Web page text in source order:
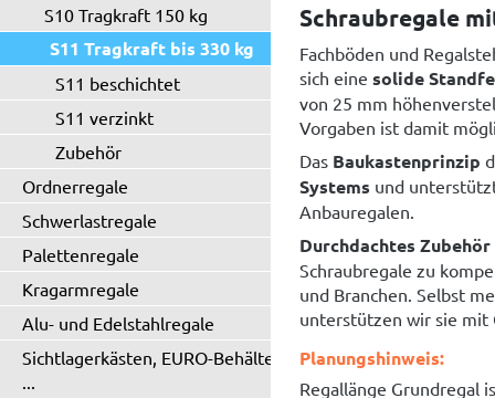
S10 Tragkraft 150 kg
S11 Tragkraft bis 330 kg
S11 beschichtet
S11 verzinkt
Zubehör
Ordnerregale
Schwerlastregale
Palettenregale
Kragarmregale
Alu- und Edelstahlregale
Sichtlagerkästen, EURO-Behälter
...
Schraubregale
Fachböden und
sich eine solide
von 25 mm
Vorgaben ist damit
Das Baukastenprinzip
Systems und
Anbauregalen.
Durchdachtes Zubehör
Schraubregale zu
und Branchen. Selbst
unterstützen wir sie mit
Planungshinweis:
Regallänge Grundregal